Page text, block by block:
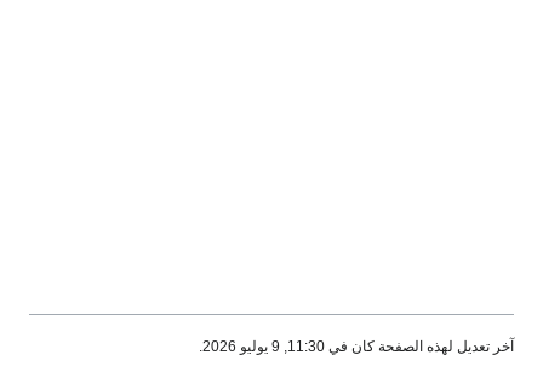
آخر تعديل لهذه الصفحة كان في 11:30, 9 يوليو 2026.